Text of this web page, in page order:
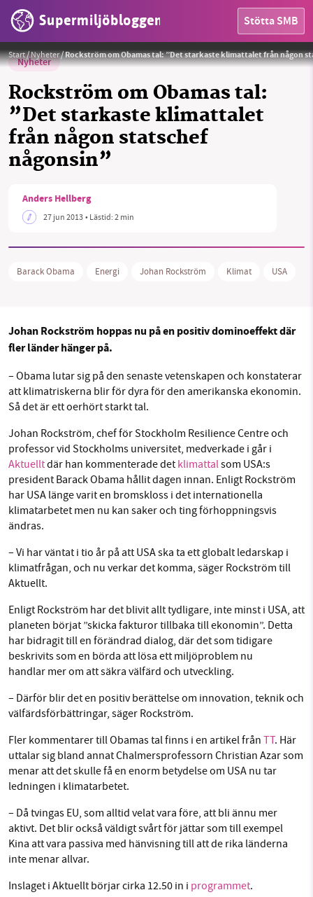
Supermiljöbloggen Stötta SMB
HEM
OMRÅDEN
MILJÖFAKTA
Facebook Instagram BlueSky
Threads LinkedIn
Start/Nyheter/Rockström om Obamas tal: ”Det starkaste klimattalet från någon
Nyheter
Rockström om Obamas tal:
”Det starkaste klimattalet
från någon statschef
någonsin”
Anders Hellberg
27 jun 2013• Lästid:2 min
Barack Obama Energi Johan Rockström Klimat USA
Johan Rockström hoppas nu på en positiv dominoeffekt där
fler länder hänger på.
– Obama lutar sig på den senaste vetenskapen och konstaterar
att klimatriskerna blir för dyra för den amerikanska ekonomin.
Så det är ett oerhört starkt tal.
Johan Rockström, chef för Stockholm Resilience Centre och
professor vid Stockholms universitet, medverkade i går i
Aktuelltdär han kommenterade det klimattalsom USA:s
president Barack Obama hållit dagen innan. Enligt Rockström
har USA länge varit en bromskloss i det internationella
klimatarbetet men nu kan saker och ting förhoppningsvis
ändras.
– Vi har väntat i tio år på att USA ska ta ett globalt ledarskap i
klimatfrågan, och nu verkar det komma, säger Rockström till
Aktuellt.
Enligt Rockström har det blivit allt tydligare, inte minst i USA, att
planeten börjat ”skicka fakturor tillbaka till ekonomin”. Detta
har bidragit till en förändrad dialog, där det som tidigare
beskrivits som en börda att lösa ett miljöproblem nu
handlar mer om att säkra välfärd och utveckling.
– Därför blir det en positiv berättelse om innovation, teknik och
välfärdsförbättringar, säger Rockström.
Fler kommentarer till Obamas tal finns i en artikel från TT. Här
uttalar sig bland annat Chalmersprofessorn Christian Azar som
menar att det skulle få en enorm betydelse om USA nu tar
ledningen i klimatarbetet.
– Då tvingas EU, som alltid velat vara före, att bli ännu mer
aktivt. Det blir också väldigt svårt för jättar som till exempel
Kina att vara passiva med hänvisning till att de rika länderna
inte menar allvar.
Inslaget i Aktuellt börjar cirka 12.50 in i programmet.
SMB kämpar för en hållbar framtid. Sedan
starten 2010 har vår ideella redaktion drivit
miljödebatten framåt genom
nyhetsbevakning och granskningar. Nu vill vi
utveckla vårt arbete – och vi hoppas att du
vill hjälpa oss.
Stötta vårt arbete genom att swisha en slant till
Läs vad vi vill göra